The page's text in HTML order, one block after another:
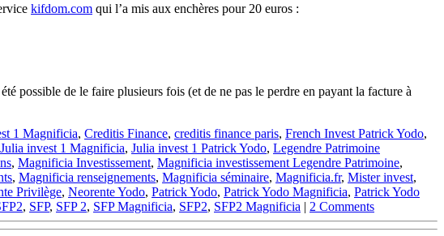
kifdom.com qui l’a mis aux enchères pour 20 euros :
possible de le faire plusieurs fois (et de ne pas le perdre en payant la facture à
1 Magnificia, Creditis Finance, creditis finance paris, French Invest Patrick Yodo,
Julia invest 1 Magnificia, Julia invest 1 Patrick Yodo, Legendre Patrimoine
, Magnificia Investissement, Magnificia investissement Legendre Patrimoine,
, Magnificia renseignements, Magnificia séminaire, Magnificia.fr, Mister invest,
Privilège, Neorente Yodo, Patrick Yodo, Patrick Yodo Magnificia, Patrick Yodo
, SFP, SFP 2, SFP Magnificia, SFP2, SFP2 Magnificia | 2 Comments